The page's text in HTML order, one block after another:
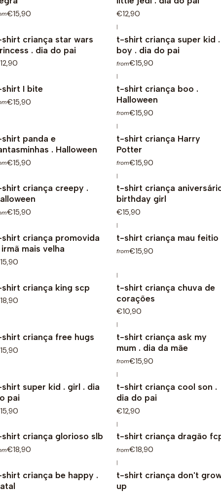
€15,90 €12,90
criança star wars
. dia do pai
|
t-shirt criança super kid .
boy . dia do pai
from€15,90
I bite
€15,90
|
t-shirt criança boo .
Halloween
from€15,90
panda e
. Halloween
€15,90
|
t-shirt criança Harry
Potter
from€15,90
criança creepy .
€15,90
|
t-shirt criança
birthday girl
€15,90
criança promovida
mais velha
|
t-shirt criança mau feitio
from€15,90
criança king scp
|
t-shirt criança chuva de
corações
€10,90
criança free hugs
|
t-shirt criança ask my
mum . dia da mãe
from€15,90
super kid . girl . dia
pai
|
t-shirt criança cool son .
dia do pai
€12,90
criança glorioso slb
€18,90
|
t-shirt criança dragão
from€18,90
criança be happy .
|
t-shirt criança don't
up